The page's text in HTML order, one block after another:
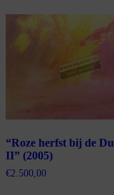
“Roze herfst bij de
II” (2005)
€2.500,00